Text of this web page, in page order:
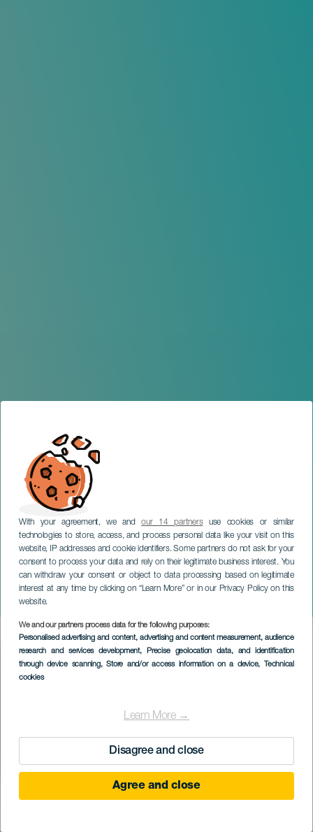
With your agreement, we andour 14 partnersuse cookies or similar
technologies to store, access, and process personal data like your visit on this
website, IP addresses and cookie identifiers. Some partners do not ask for your
consent to process your data and rely on their legitimate business interest. You
can withdraw your consent or object to data processing based on legitimate
interest at any time by clicking on “Learn More” or in our Privacy Policy on this
website.
We and our partners process data for the following purposes:
Personalised advertising and content, advertising and content measurement, audience
research and services development, Precise geolocation data, and identification
through device scanning, Store and/or access information on a device, Technical
cookies
Learn More →
Disagree and close
Agree and close
Kiko Ruiz z Kuby na koncertě
TENERIFE
Imagen
Listado